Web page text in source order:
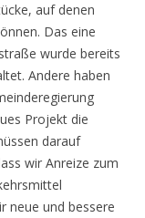
auf denen
Das eine
wurde bereits
Andere haben
Projekt die
darauf
wir Anreize zum
neue und bessere